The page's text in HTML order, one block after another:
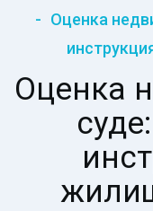
Оценка
Оценка